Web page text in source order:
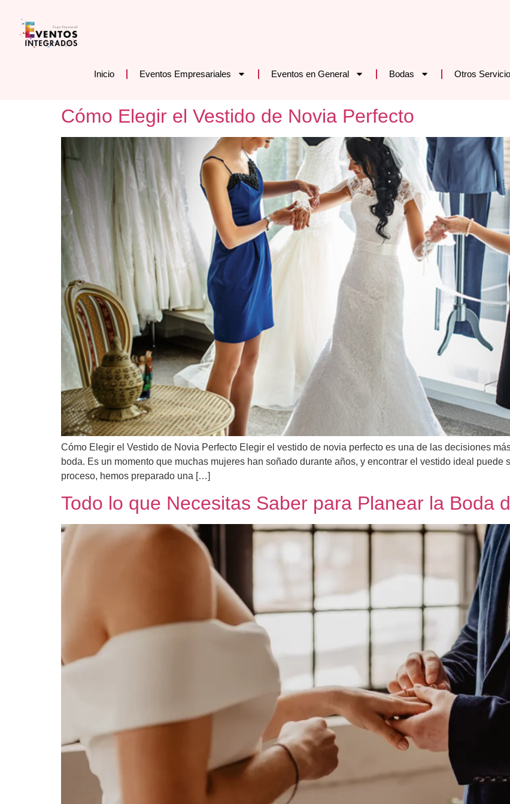
Inicio Eventos Empresariales Eventos en General Bodas Otros
Cómo Elegir el Vestido de Novia Perfecto
Cómo Elegir el Vestido de Novia Perfecto Elegir el vestido de novia perfecto es una de las decisiones
boda. Es un momento que muchas mujeres han soñado durante años, y encontrar el vestido ideal
proceso, hemos preparado una […]
Todo lo que Necesitas Saber para Planear la Boda